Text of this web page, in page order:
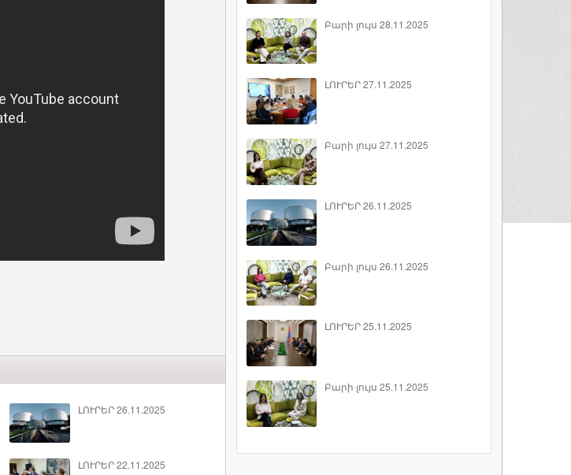
ԼՈՒՐԵՐ 26.11.2025
ԼՈՒՐԵՐ 22.11.2025
Բարի լույս 28.11.2025
ԼՈՒՐԵՐ 27.11.2025
Բարի լույս 27.11.2025
ԼՈՒՐԵՐ 26.11.2025
Բարի լույս 26.11.2025
ԼՈՒՐԵՐ 25.11.2025
Բարի լույս 25.11.2025